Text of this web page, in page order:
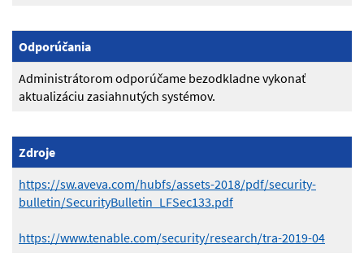
Odporúčania
Administrátorom odporúčame bezodkladne vykonať
aktualizáciu zasiahnutých systémov.
Zdroje
https://sw.aveva.com/hubfs/assets-2018/pdf/security-
bulletin/SecurityBulletin_LFSec133.pdf
https://www.tenable.com/security/research/tra-2019-04